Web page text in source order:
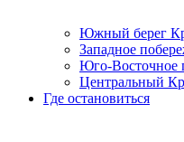
Южный берег
Западное
Юго-Восточное
Центральный
Где остановиться